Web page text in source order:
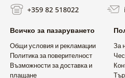
+359 82 518022
Всичко за пазаруването
Общи условия и рекламации
Политика за поверителност
Възможности за доставка и
плащане
За